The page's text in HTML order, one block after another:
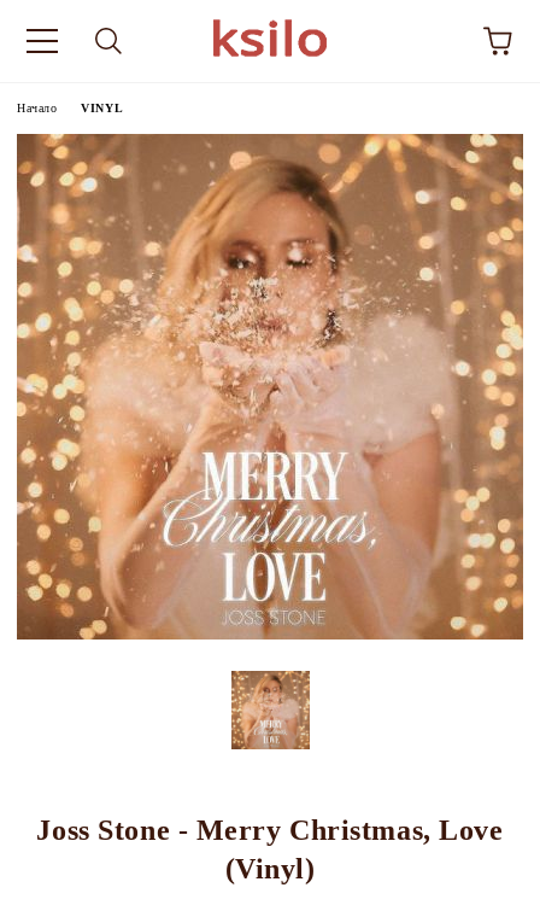
Начало VINYL
Joss Stone - Merry Christmas, Love
(Vinyl)